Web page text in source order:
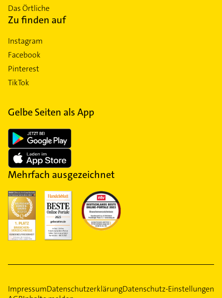
Das Örtliche
Zu finden auf
Instagram
Facebook
Pinterest
TikTok
Gelbe Seiten als App
Mehrfach ausgezeichnet
ImpressumDatenschutzerklärungDatenschutz-Einstellungen